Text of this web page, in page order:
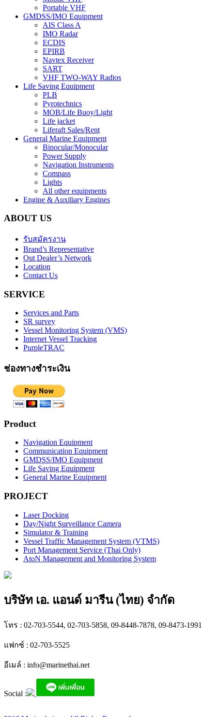
Portable VHF
GMDSS/IMO Equipment
AIS Class A
IMO Radar
ECDIS
EPIRB
Navtex Receiver
SART
VHF TWO-WAY Radios
Life Saving Equipment
PLB
Pyrotechnics
MOB/Life Buoy/Light
Life jacket
Liferaft Sales/Rent
General Marine Equipment
Binocular/Monocular
Power Supply
Navigation Instruments
Compass
Lights
All other equipments
Engine & Auxiliary Engines
ABOUT US
รับสมัครงาน
Brand’s Representative
Out Dealer’s Network
Location
Contact Us
SERVICE
Services and Parts
SR survey
Vessel Monitoring System (VMS)
Internet Vessel Tracking
PurpleTRAC
ช่องทางชำระเงิน
Product
Navigation Equipment
Communication Equipment
GMDSS/IMO Equipment
Life Saving Equipment
General Marine Equipment
PROJECT
Laser Docking
Day/Night Surveillance Camera
Simulator & Training
Vessel Traffic Management System (VTMS)
Port Management Service (Thai Only)
AtoN Management and Monitoring System
บริษัท เอ. แอนด์ มารีน (ไทย) จำกัด
โทร : 02-703-5544, 02-703-5858, 09-8448-7878, 09-8473-1991
แฟกซ์ : 02-703-5525
อีเมล์ : info@marinethai.net
Social :